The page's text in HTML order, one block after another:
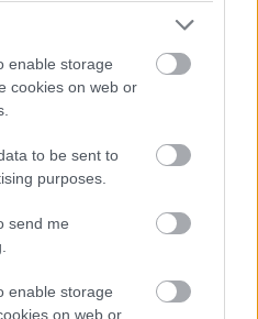
enable storage
cookies on web or
to be sent to
purposes.
send me
enable storage
on web or
το βράδυ έτσι όπως
τον από μακριά
το μεγαλείο.